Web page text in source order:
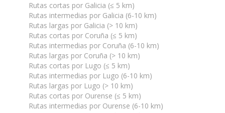
Rutas cortas por Galicia (≤ 5 km)
Rutas intermedias por Galicia (6-10 km)
Rutas largas por Galicia (> 10 km)
Rutas cortas por Coruña (≤ 5 km)
Rutas intermedias por Coruña (6-10 km)
Rutas largas por Coruña (> 10 km)
Rutas cortas por Lugo (≤ 5 km)
Rutas intermedias por Lugo (6-10 km)
Rutas largas por Lugo (> 10 km)
Rutas cortas por Ourense (≤ 5 km)
Rutas intermedias por Ourense (6-10 km)